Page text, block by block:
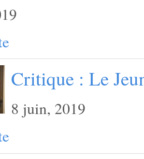
Critique : Le
8 juin, 2019